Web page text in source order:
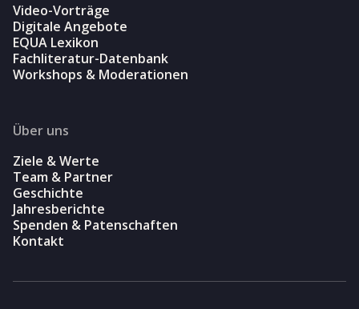
Video-Vorträge
Digitale Angebote
EQUA Lexikon
Fachliteratur-Datenbank
Workshops & Moderationen
Über uns
Ziele & Werte
Team & Partner
Geschichte
Jahresberichte
Spenden & Patenschaften
Kontakt